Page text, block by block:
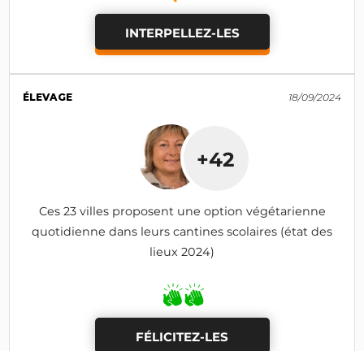
INTERPELLEZ-LES
ÉLEVAGE 18/09/2024
+42
Ces 23 villes proposent une option végétarienne
quotidienne dans leurs cantines scolaires (état des
lieux 2024)
FÉLICITEZ-LES